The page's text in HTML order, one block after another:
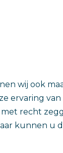
wij ook
ervaring
recht
kunnen u